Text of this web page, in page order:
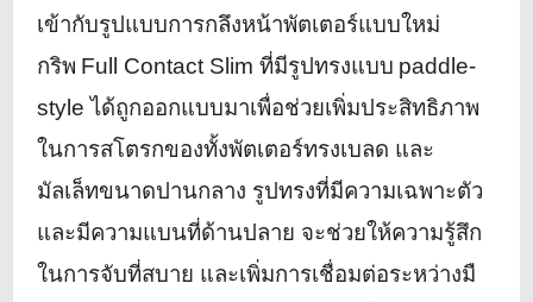
เข้ากับรูปแบบการกลึงหน้าพัตเตอร์แบบใหม่
กริพ Full Contact Slimที่มีรูปทรงแบบ paddle-
styleได้ถูกออกแบบมาเพื่อช่วยเพิ่มประสิทธิภาพ
ในการสโตรกของทั้งพัตเตอร์ทรงเบลด และ
มัลเล็ทขนาดปานกลาง รูปทรงที่มีความเฉพาะตัว
และมีความแบนที่ด้านปลาย จะช่วยให้ความรู้สึก
ในการจับที่สบาย และเพิ่มการเชื่อมต่อระหว่างมื